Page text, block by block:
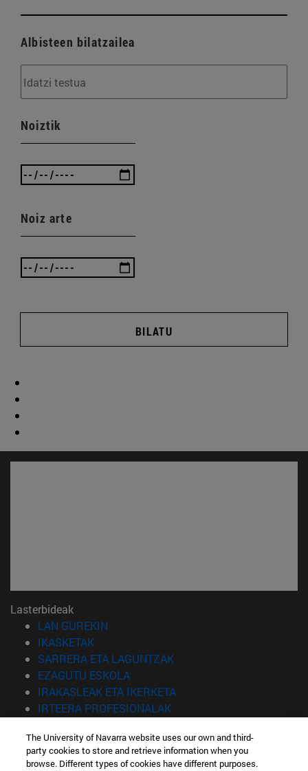
Albisteen bilatzailea
Noiztik
Noiz arte
BILATU
Lasterbideak
LAN GUREKIN
IKASKETAK(Beste leiho batean irekiko da)
SARRERA ETA LAGUNTZAK(Beste leiho batean irekiko
EZAGUTU ESKOLA(Beste leiho batean irekiko da)
IRAKASLEAK ETA IKERKETA(Beste leiho batean irekiko
IRTEERA PROFESIONALAK(Beste leiho batean irekiko
Informazioa
The University of Navarra website uses our own and third-
party cookies to store and retrieve information when you
browse. Different types of cookies have different purposes.